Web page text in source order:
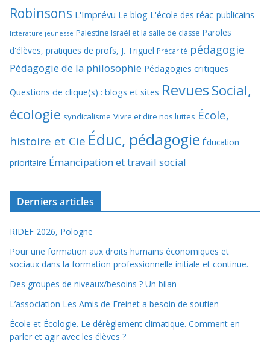
Robinsons L'Imprévu Le blog L'école des réac-publicains
littérature jeunesse Palestine Israël et la salle de classe Paroles
d'élèves, pratiques de profs, J. Triguel Précarité pédagogie
Pédagogie de la philosophie Pédagogies critiques
Questions de clique(s) : blogs et sites RevuesSocial,
écologie syndicalisme Vivre et dire nos luttes École,
histoire et Cie Éduc, pédagogie Éducation
prioritaire Émancipation et travail social
Derniers articles
RIDEF 2026, Pologne
Pour une formation aux droits humains économiques et
sociaux dans la formation professionnelle initiale et continue.
Des groupes de niveaux/besoins ? Un bilan
L’association Les Amis de Freinet a besoin de soutien
École et Écologie. Le dérèglement climatique. Comment en
parler et agir avec les élèves ?